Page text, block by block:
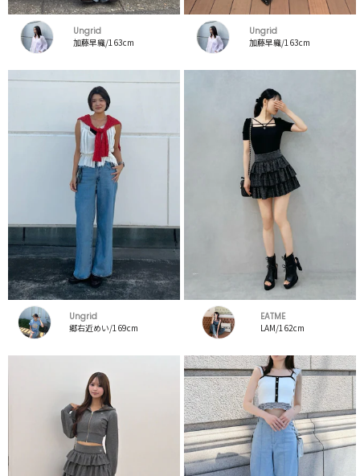
Ungrid
加藤早織/163cm
Ungrid
加藤早織/163cm
Ungrid
郷右近めい/169cm
EATME
LAM/162cm